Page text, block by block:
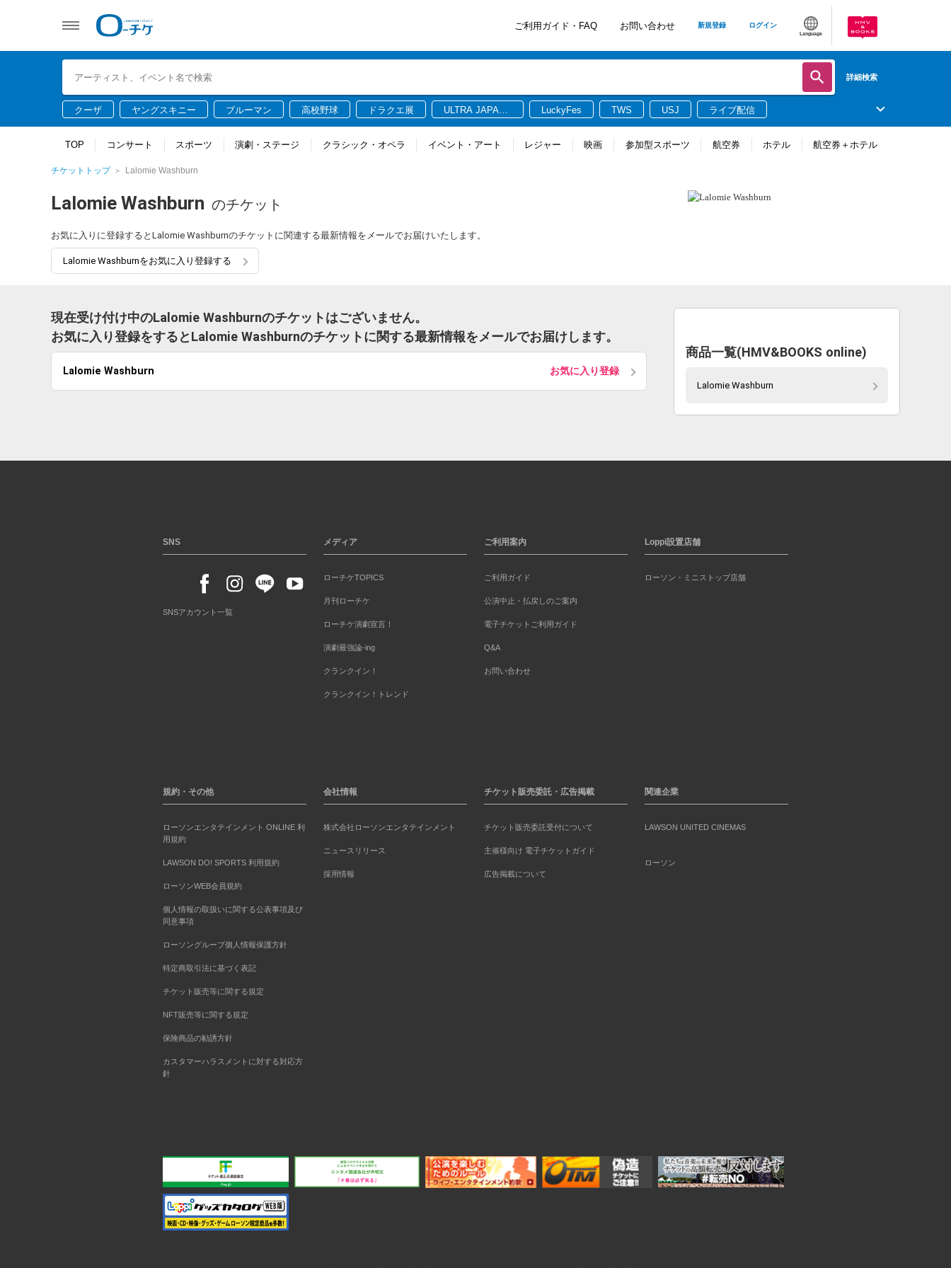
ご利用ガイド・FAQ お問い合わせ 新規登録 ログイン
Language
詳細検索
クーザ ヤングスキニー ブルーマン 高校野球 ドラクエ展
ULTRA JAPAN
LuckyFes TWS USJ ライブ配信
TOP コンサート スポーツ 演劇・ステージ クラシック・オペラ イベント・アート レジャー 映画 参加型スポーツ 航空券 ホテル 航空券＋ホテル
チケットトップ Lalomie Washburn
Lalomie Washburn のチケット
お気に入りに登録するとLalomie Washburnのチケットに関連する最新情報をメールでお届けいたします。
Lalomie Washburnをお気に入り登録する
現在受け付け中のLalomie Washburnのチケットはございません。
お気に入り登録をするとLalomie Washburnのチケットに関する最新情報をメールでお届けします。
Lalomie Washburn お気に入り登録
商品一覧(HMV&BOOKS online)
Lalomie Washburn
SNS
SNSアカウント一覧
メディア
ローチケTOPICS
月刊ローチケ
ローチケ演劇宣言！
演劇最強論-ing
クランクイン！
クランクイン！トレンド
ご利用案内
ご利用ガイド
公演中止・払戻しのご案内
電子チケットご利用ガイド
Q&A
お問い合わせ
Loppi設置店舗
ローソン・ミニストップ店舗
規約・その他
ローソンエンタテインメント ONLINE 利
用規約
LAWSON DO! SPORTS 利用規約
ローソンWEB会員規約
個人情報の取扱いに関する公表事項及び
同意事項
ローソングループ個人情報保護方針
特定商取引法に基づく表記
チケット販売等に関する規定
NFT販売等に関する規定
保険商品の勧誘方針
カスタマーハラスメントに対する対応方
針
会社情報
株式会社ローソンエンタテインメント
ニュースリリース
採用情報
チケット販売委託・広告掲載
チケット販売委託受付について
主催様向け 電子チケットガイド
広告掲載について
関連企業
LAWSON UNITED CINEMAS
ローソン